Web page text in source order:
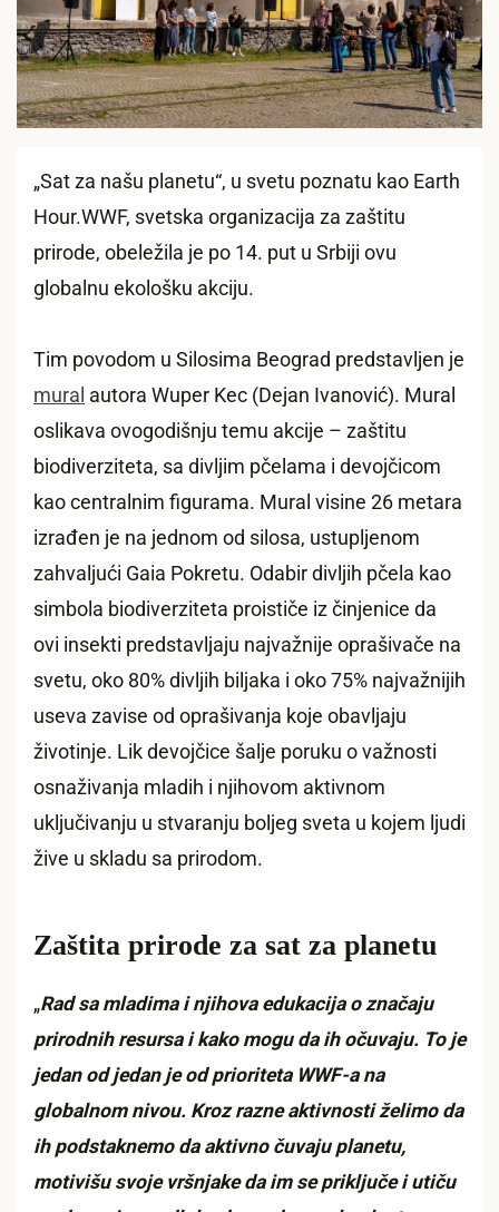
„Sat za našu planetu“, u svetu poznatu kao Earth
Hour.WWF, svetska organizacija za zaštitu
prirode, obeležila je po 14. put u Srbiji ovu
globalnu ekološku akciju.
Tim povodom u Silosima Beograd predstavljen je
mural autora Wuper Kec (Dejan Ivanović). Mural
oslikava ovogodišnju temu akcije – zaštitu
biodiverziteta, sa divljim pčelama i devojčicom
kao centralnim figurama. Mural visine 26 metara
izrađen je na jednom od silosa, ustupljenom
zahvaljući Gaia Pokretu. Odabir divljih pčela kao
simbola biodiverziteta proističe iz činjenice da
ovi insekti predstavljaju najvažnije oprašivače na
svetu, oko 80% divljih biljaka i oko 75% najvažnijih
useva zavise od oprašivanja koje obavljaju
životinje. Lik devojčice šalje poruku o važnosti
osnaživanja mladih i njihovom aktivnom
uključivanju u stvaranju boljeg sveta u kojem ljudi
žive u skladu sa prirodom.
Zaštita prirode za sat za planetu
„Rad sa mladima i njihova edukacija o značaju
prirodnih resursa i kako mogu da ih očuvaju. To je
jedan od jedan je od prioritetaWWF-a na
globalnom nivou. Kroz razne aktivnosti želimo da
ih podstaknemo da aktivno čuvaju planetu,
motivišu svoje vršnjake da im se priključe i utiču